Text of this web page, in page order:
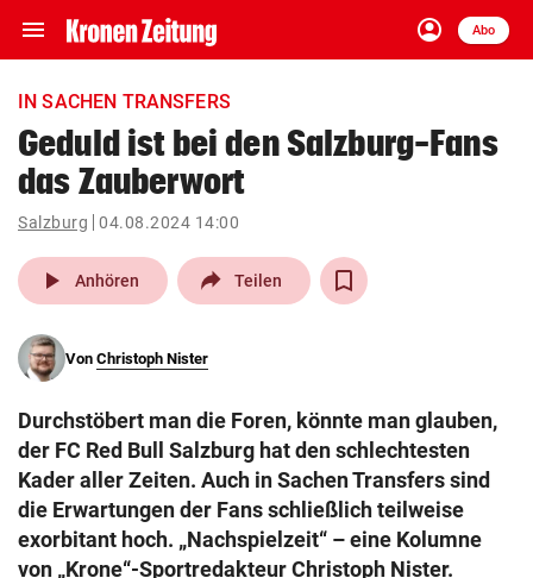
menu Navigation
ein-/ausklappen
account_circle
Anmelden
Abo
close Schließen
account_circle Anmelden
pin_drop
Wien arrow_right
search
eingeben
© Krone Multimedia GmbH & Co KG 2026
IN SACHEN TRANSFERS
Geduld ist bei den Salzburg-Fans
das Zauberwort
Salzburg 04.08.2024 14:00
play_arrow Anhören Teilen
Von Christoph Nister
Durchstöbert man die Foren, könnte man glauben,
der FC Red Bull Salzburg hat den schlechtesten
Kader aller Zeiten. Auch in Sachen Transfers sind
die Erwartungen der Fans schließlich teilweise
exorbitant hoch. „Nachspielzeit“ – eine Kolumne
von „Krone“-Sportredakteur Christoph Nister.